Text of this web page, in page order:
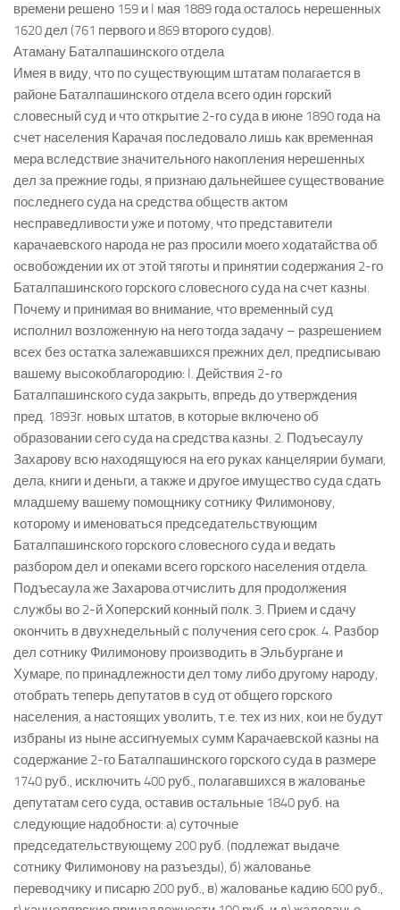
времени решено 159 и I мая 1889 года осталось нерешенных
1620 дел (761 первого и 869 второго судов).
Атаману Баталпашинского отдела
Имея в виду, что по существующим штатам полагается в
районе Баталпашинского отдела всего один горский
словесный суд и что открытие 2-го суда в июне 1890 года на
счет населения Карачая последовало лишь как временная
мера вследствие значительного накопления нерешенных
дел за прежние годы, я признаю дальнейшее существование
последнего суда на средства обществ актом
несправедливости уже и потому, что представители
карачаевского народа не раз просили моего ходатайства об
освобождении их от этой тяготы и принятии содержания 2-го
Баталпашинского горского словесного суда на счет казны.
Почему и принимая во внимание, что временный суд
исполнил возложенную на него тогда задачу – разрешением
всех без остатка залежавшихся прежних дел, предписываю
вашему высокоблагородию: I. Действия 2-го
Баталпашинского суда закрыть, впредь до утверждения
пред. 1893г. новых штатов, в которые включено об
образовании сего суда на средства казны. 2. Подъесаулу
Захарову всю находящуюся на его руках канцелярии бумаги,
дела, книги и деньги, а также и другое имущество суда сдать
младшему вашему помощнику сотнику Филимонову,
которому и именоваться председательствующим
Баталпашинского горского словесного суда и ведать
разбором дел и опеками всего горского населения отдела.
Подъесаула же Захарова отчислить для продолжения
службы во 2-й Хоперский конный полк. 3. Прием и сдачу
окончить в двухнедельный с получения сего срок. 4. Разбор
дел сотнику Филимонову производить в Эльбургане и
Хумаре, по принадлежности дел тому либо другому народу,
отобрать теперь депутатов в суд от общего горского
населения, а настоящих уволить, т.е. тех из них, кои не будут
избраны из ныне ассигнуемых сумм Карачаевской казны на
содержание 2-го Баталпашинского горского суда в размере
1740 руб., исключить 400 руб., полагавшихся в жалованье
депутатам сего суда, оставив остальные 1840 руб. на
следующие надобности: а) суточные
председательствующему 200 руб. (подлежат выдаче
сотнику Филимонову на разъезды), б) жалованье
переводчику и писарю 200 руб., в) жалованье кадию 600 руб.,